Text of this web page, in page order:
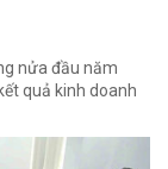
nửa đầu năm
quả kinh doanh